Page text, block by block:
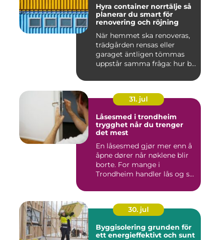
Hyra container norrtälje så
planerar du smart för
renovering och röjning
När hemmet ska renoveras,
trädgården rensas eller
garaget äntligen tömmas
uppstår samma fråga: hur b...
31. jul
Låsesmed i trondheim
trygghet når du trenger
det mest
En låsesmed gjør mer enn å
åpne dører når nøklene blir
borte. For mange i
Trondheim handler lås og s...
30. jul
Byggisolering grunden för
ett energieffektivt och sunt